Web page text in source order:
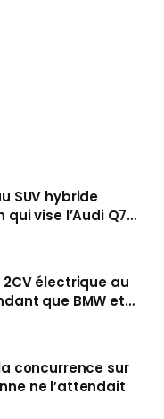
SUV hybride
vise l’Audi Q7
électrique au
que BMW et
concurrence sur
ne l’attendait